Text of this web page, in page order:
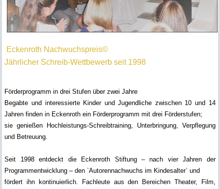
Eckenroth Nachwuchspreis©
Jährlicher Schreib-Wettbewerb seit 1998
Förderprogramm in drei Stufen über zwei Jahre
Begabte und interessierte Kinder und Jugendliche zwischen 10 und 14
Jahren finden in Eckenroth ein Förderprogramm mit drei Förderstufen;
sie genießen Hochleistungs-Schreibtraining, Unterbringung, Verpflegung
und Betreuung.
Seit 1998 entdeckt die Eckenroth Stiftung – nach vier Jahren der
Programmentwicklung – den `Autorennachwuchs im Kindesalter` und
fördert ihn kontinuierlich. Fachleute aus den Bereichen Theater, Film,